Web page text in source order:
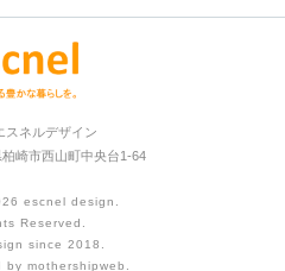
スネルデザイン
崎市西山町中央台1-64
escnel design
Reserved.
since 2018.
by mothershipweb